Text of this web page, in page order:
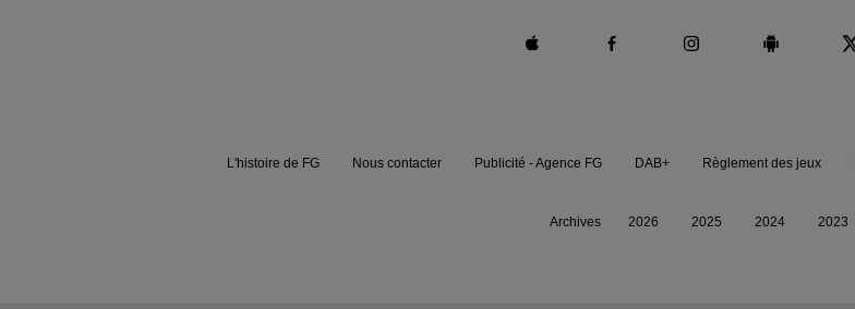
L'histoire de FG Nous contacter Publicité - Agence FG DAB+ Règlement des jeux
Archives 2026 2025 2024 2023